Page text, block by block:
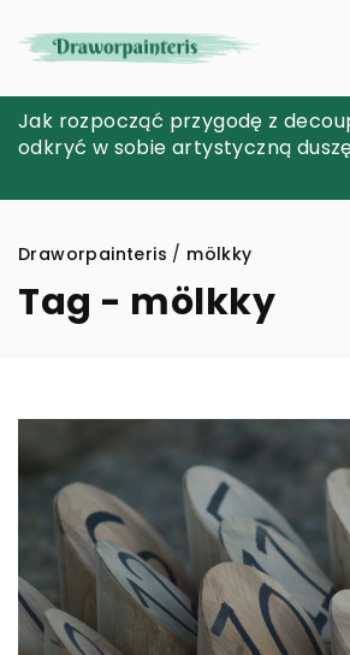
Jak zakupić właściwy środek do
higieny twojej przenośnej toalety
Jak rozpocząć przygodę z
odkryć w sobie artystyczną
Czy wędkarstwo to tylko łowienie
aspekty tego hobby, o których
Draworpainteris / mölkky
Tag - mölkky